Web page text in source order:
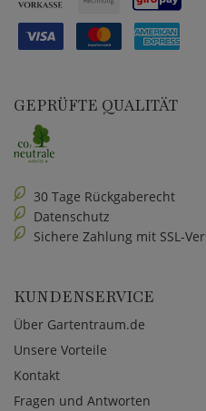
GEPRÜFTE QUALITÄT
30 Tage Rückgaberecht
Datenschutz
Sichere Zahlung mit SSL-
KUNDENSERVICE
Über Gartentraum.de
Unsere Vorteile
Kontakt
Fragen und Antworten